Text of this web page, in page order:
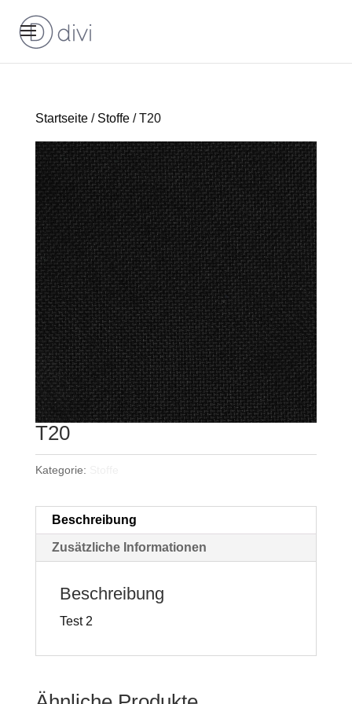
Startseite/ Stoffe/ T20
T20
Kategorie:
Beschreibung
Zusätzliche Informationen
Beschreibung
Test 2